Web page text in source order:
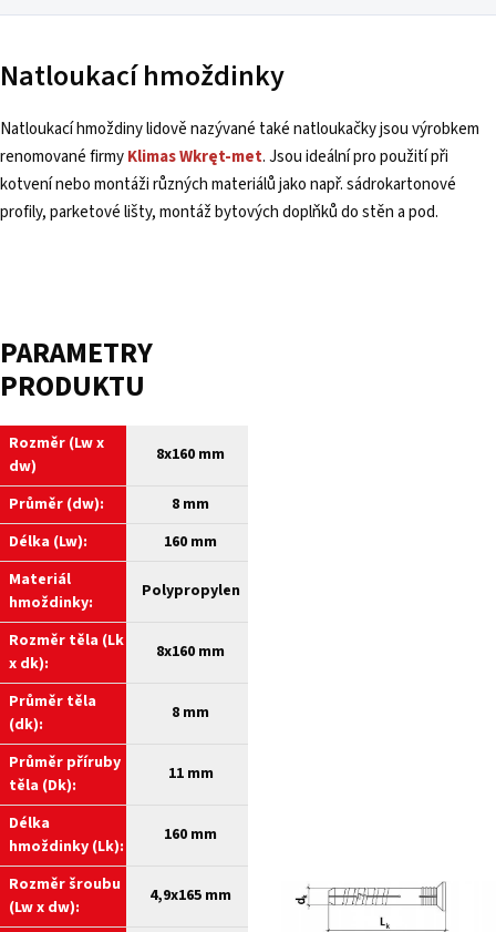
Natloukací hmoždinky
Natloukací hmoždiny lidově nazývané také natloukačky jsou výrobkem
renomované firmyKlimas Wkręt-met. Jsou ideální pro použití při
kotvení nebo montáži různých materiálů jako např. sádrokartonové
profily, parketové lišty, montáž bytových doplňků do stěn a pod.
PARAMETRY
PRODUKTU
Rozměr (Lw x
dw)
8x160 mm
Průměr (dw):
8 mm
Délka (Lw):
160 mm
Materiál
hmoždinky:
Polypropylen
Rozměr těla (Lk
x dk):
8x160 mm
Průměr těla
(dk):
8 mm
Průměr příruby
těla (Dk):
11 mm
Délka
hmoždinky (Lk):
160 mm
Rozměr šroubu
(Lw x dw):
4,9x165 mm